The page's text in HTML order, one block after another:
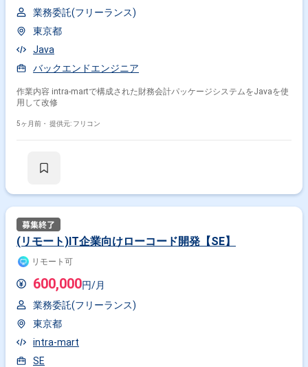
業務委託(フリーランス)
東京都
Java
バックエンドエンジニア
作業内容 intra-martで構成された財務会計パッケージシステムをJavaを使
用して改修
5ヶ月前・ 提供元: フリコン
(リモート)IT企業向けローコード開発【SE】
リモート可
600,000円/月
業務委託(フリーランス)
東京都
intra-mart
SE